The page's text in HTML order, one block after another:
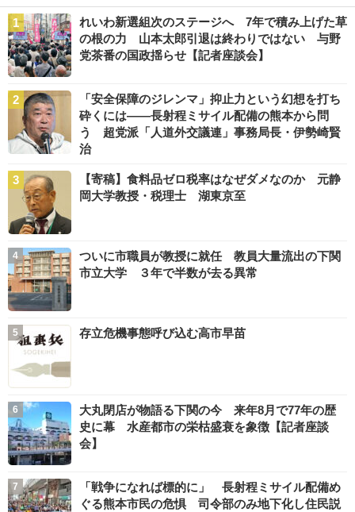
れいわ新選組次のステージへ 7年で積み上げた草
の根の力 山本太郎引退は終わりではない 与野
党茶番の国政揺らせ【記者座談会】
「安全保障のジレンマ」抑止力という幻想を打ち
砕くには――長射程ミサイル配備の熊本から問
う 超党派「人道外交議連」事務局長・伊勢崎賢
治
【寄稿】食料品ゼロ税率はなぜダメなのか 元静
岡大学教授・税理士 湖東京至
ついに市職員が教授に就任 教員大量流出の下関
市立大学 ３年で半数が去る異常
存立危機事態呼び込む高市早苗
大丸閉店が物語る下関の今 来年8月で77年の歴
史に幕 水産都市の栄枯盛衰を象徴【記者座談
会】
「戦争になれば標的に」 長射程ミサイル配備め
ぐる熊本市民の危惧 司令部のみ地下化し住民説